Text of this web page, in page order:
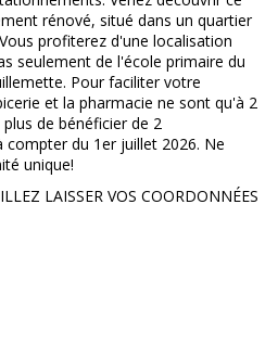
rénové, situé dans un quartier
profiterez d'une localisation
seulement de l'école primaire du
Pour faciliter votre
et la pharmacie ne sont qu'à 2
de bénéficier de 2
du 1er juillet 2026. Ne
unique!
LAISSER VOS COORDONNÉES